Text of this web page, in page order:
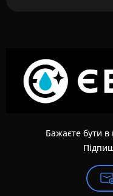
Бажаєте бути в